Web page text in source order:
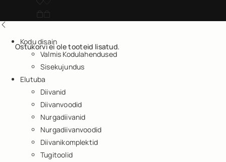
Ostukorvi ei ole tooteid lisatud.
Kodu disain
Valmis Kodulahendused
Sisekujundus
Elutuba
Diivanid
Diivanvoodid
Nurgadiivanid
Nurgadiivanvoodid
Diivanikomplektid
Tugitoolid